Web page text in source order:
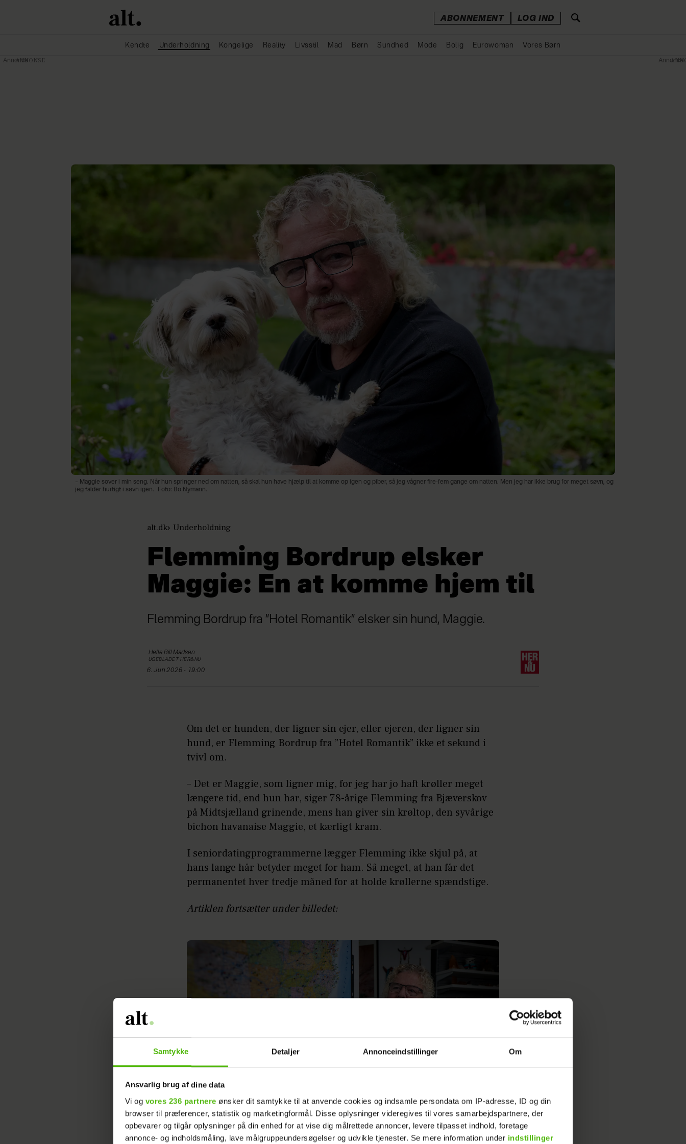
Samtykke Detaljer Annonceindstillinger Om
Ansvarlig brug af dine data
Vi og vores 236 partnere ønsker dit samtykke til at anvende cookies og indsamle persondata om IP-adresse, ID og din
browser til præferencer, statistik og marketingformål. Disse oplysninger videregives til vores samarbejdspartnere, der
opbevarer og tilgår oplysninger på din enhed for at vise dig målrettede annoncer, levere tilpasset indhold, foretage
annonce- og indholdsmåling, lave målgruppeundersøgelser og udvikle tjenester. Se mere information under indstillinger
ABONNEMENT LOG IND
Kendte Underholdning Kongelige Reality Livsstil Mad Børn Sundhed Mode Bolig Eurowoman Vores Børn
– Maggie sover i min seng. Når hun springer ned om natten, så skal hun have hjælp til at komme op igen og piber, så jeg vågner fire-fem gange om natten. Men jeg har ikke brug for meget søvn, og
jeg falder hurtigt i søvn igen.
Foto: Bo Nymann.
alt.dk Underholdning
Flemming Bordrup elsker
Maggie: En at komme hjem til
Flemming Bordrup fra ”Hotel Romantik” elsker sin hund, Maggie.
Helle BillMadsen
UGEBLADET HER&NU
6. Jun 2026 - 19:00
Om det er hunden, der ligner sin ejer, eller ejeren, der ligner sin
hund, er Flemming Bordrup fra ”Hotel Romantik” ikke et sekund i
tvivl om.
– Det er Maggie, som ligner mig, for jeg har jo haft krøller meget
længere tid, end hun har, siger 78-årige Flemming fra Bjæverskov
på Midtsjælland grinende, mens han giver sin krøltop, den syvårige
bichon havanaise Maggie, et kærligt kram.
I seniordatingprogrammerne lægger Flemming ikke skjul på, at
hans lange hår betyder meget for ham. Så meget, at han får det
permanentet hver tredje måned for at holde krøllerne spændstige.
Artiklen fortsætter under billedet:
Annonce Annonce